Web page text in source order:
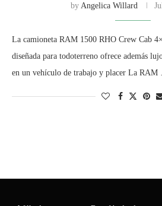
by Angelica Willard
La camioneta RAM 1500 RHO Crew Cab
diseñada para todoterreno ofrece además
en un vehículo de trabajo y placer La RAM